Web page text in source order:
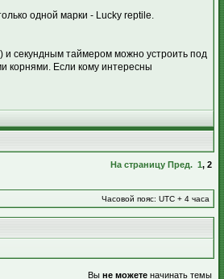
одной марки - Lucky reptile.
и секундным таймером можно устроить под
корнями. Если кому интересны
На страницу Пред. 1, 2
Часовой пояс: UTC + 4 часа
Вы не можете начинать темы